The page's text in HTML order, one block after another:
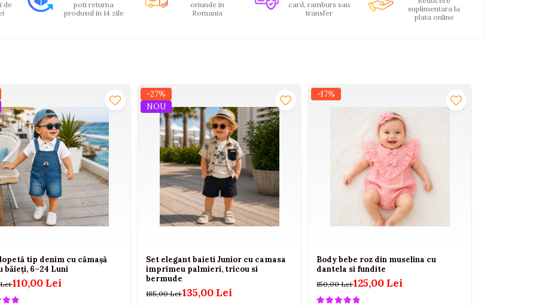
de
poti returna
produsul in 14 zile
oriunde in
Romania
card, ramburs sau
transfer
suplimentara la
plata online
tip denim cu cămașă
băieți, 6–24 Luni
Lei110,00 Lei
-27%
NOU
Set elegant baieti Junior cu camasa
imprimeu palmieri, tricou si
bermude
185,00 Lei135,00 Lei
-17%
Body bebe roz din muselina cu
dantela si fundite
150,00 Lei125,00 Lei